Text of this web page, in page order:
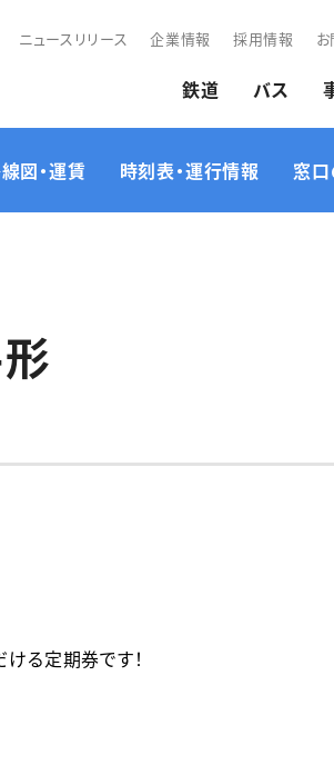
鉄道 バス
ニュースリリース 企業情報 採用情報
図・運賃 時刻表・運行情報 窓